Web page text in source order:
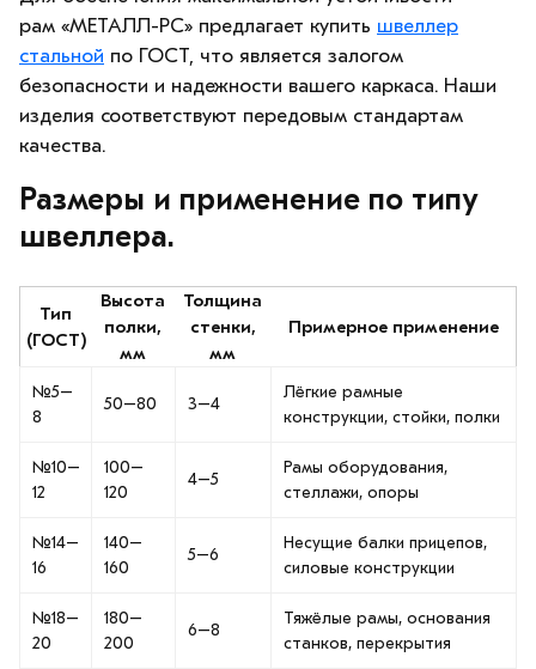
рам «МЕТАЛЛ-РС» предлагает купить швеллер
стальной по ГОСТ, что является залогом
безопасности и надежности вашего каркаса. Наши
изделия соответствуют передовым стандартам
качества.
Размеры и применение по типу
швеллера.
Тип
(ГОСТ)
Высота
полки,
мм
Толщина
стенки,
мм
Примерное применение
№5–
8
50–80 3–4
Лёгкие рамные
конструкции, стойки, полки
№10–
12
100–
120
4–5
Рамы оборудования,
стеллажи, опоры
№14–
16
140–
160
5–6
Несущие балки прицепов,
силовые конструкции
№18–
20
180–
200
6–8
Тяжёлые рамы, основания
станков, перекрытия